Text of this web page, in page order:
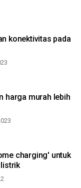
konektivitas pada
harga murah lebih
charging' untuk